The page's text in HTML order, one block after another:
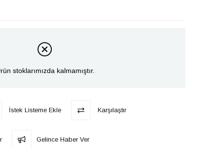
stoklarımızda kalmamıştır.
İstek Listeme Ekle Karşılaştır
Gelince Haber Ver